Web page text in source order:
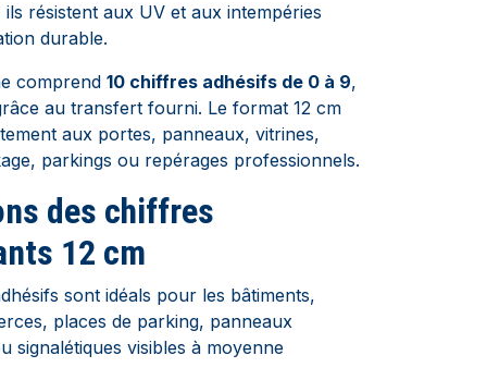
ils résistent aux UV et aux intempéries
durable.
comprend 10 chiffres adhésifs de 0 à 9,
au transfert fourni. Le format 12 cm
aux portes, panneaux, vitrines,
parkings ou repérages professionnels.
des chiffres
12 cm
sont idéals pour les bâtiments,
places de parking, panneaux
signalétiques visibles à moyenne